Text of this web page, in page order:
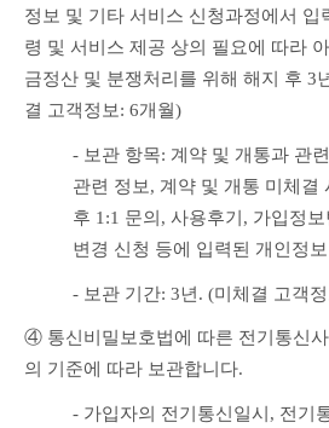
정보 및 기타 서비스 신청과정에서 입
령 및 서비스 제공 상의 필요에 따라
금정산 및 분쟁처리를 위해 해지 후 3
결 고객정보: 6개월)
- 보관 항목: 계약 및 개통과 관
관련 정보, 계약 및 개통 미체결
후 1:1 문의, 사용후기, 가입정
변경 신청 등에 입력된 개인정보
- 보관 기간: 3년. (미체결 고객
④ 통신비밀보호법에 따른 전기통신
의 기준에 따라 보관합니다.
- 가입자의 전기통신일시, 전기